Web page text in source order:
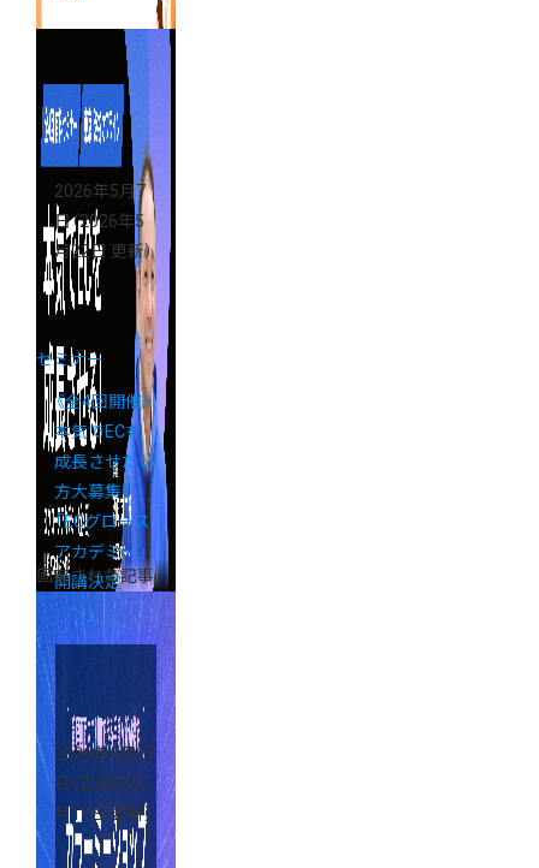
2026年5月7
日（2026年5
月22日 更新）
セミナー
《全4回開催》
本気でECを
成長させたい
方大募集！
「ECグロース
アカデミー」
開講決定
固定された記事
2026年4月27
日 （2026年6
月19日 更新）